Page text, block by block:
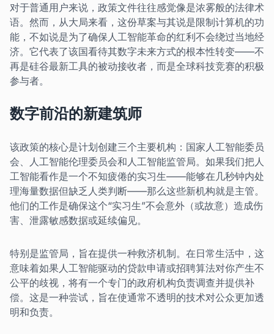
对于普通用户来说，政策文件往往感觉像是浓雾般的法律术
语。然而，从大局来看，这份草案与其说是限制计算机的功
能，不如说是为了确保人工智能革命的红利不会绕过当地经
济。它代表了该国看待其数字未来方式的根本性转变——不
再是硅谷最新工具的被动接收者，而是全球科技竞赛的积极
参与者。
数字前沿的新建筑师
该政策的核心是计划创建三个主要机构：国家人工智能委员
会、人工智能伦理委员会和人工智能监管局。如果我们把人
工智能看作是一个不知疲倦的实习生——能够在几秒钟内处
理海量数据但缺乏人类判断——那么这些新机构就是主管。
他们的工作是确保这个“实习生”不会意外（或故意）造成伤
害、泄露敏感数据或延续偏见。
特别是监管局，旨在提供一种救济机制。在日常生活中，这
意味着如果人工智能驱动的贷款申请或招聘算法对你产生不
公平的歧视，将有一个专门的政府机构负责调查并提供补
偿。这是一种尝试，旨在使通常不透明的技术对公众更加透
明和负责。